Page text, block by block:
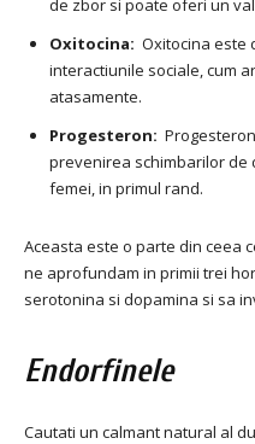
de zbor si poate oferi un
Oxitocina: Oxitocina este
interactiunile sociale, cum
atasamente.
Progesteron:
prevenirea schimbarilor de
femei, in primul rand.
Aceasta este o parte din ceea
ne aprofundam in primii trei
serotonina si dopamina si sa
Endorfinele
Cautati un calmant natural al